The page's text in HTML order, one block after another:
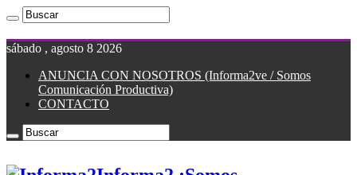
sábado , agosto 8 2026
ANUNCIA CON NOSOTROS (Informa2ve / Somos
Comunicación Productiva)
CONTACTO